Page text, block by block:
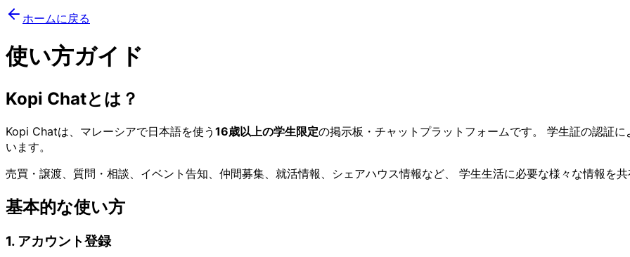
ホームに戻る
使い方ガイド
Kopi Chatとは？
Kopi Chatは、マレーシアで日本語を使う 16歳以上の学生限定の掲示板・チャットプラットフォームです。 学生証の認証
います。
売買・譲渡、質問・相談、イベント告知、仲間募集、就活情報、シェアハウス情報など、 学生生活に必要な様々な情報を
基本的な使い方
1. アカウント登録